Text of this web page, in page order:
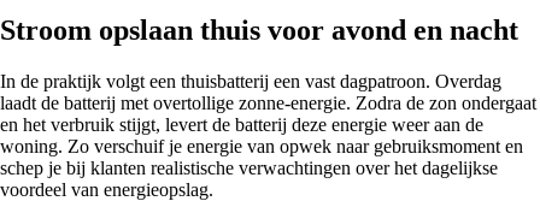
Stroom opslaan thuis voor avond en nacht
In de praktijk volgt een thuisbatterij een vast dagpatroon. Overdag
laadt de batterij met overtollige zonne-energie. Zodra de zon ondergaat
en het verbruik stijgt, levert de batterij deze energie weer aan de
woning. Zo verschuif je energie van opwek naar gebruiksmoment en
schep je bij klanten realistische verwachtingen over het dagelijkse
voordeel van energieopslag.